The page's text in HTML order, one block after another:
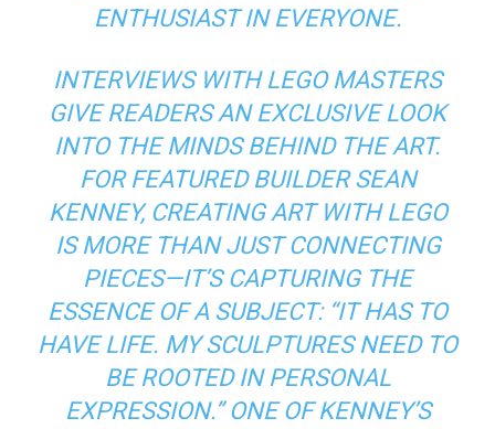
ENTHUSIAST IN EVERYONE.
INTERVIEWS WITH LEGO MASTERS
GIVE READERS AN EXCLUSIVE LOOK
INTO THE MINDS BEHIND THE ART.
FOR FEATURED BUILDER SEAN
KENNEY, CREATING ART WITH LEGO
IS MORE THAN JUST CONNECTING
PIECES—IT’S CAPTURING THE
ESSENCE OF A SUBJECT: “IT HAS TO
HAVE LIFE. MY SCULPTURES NEED TO
BE ROOTED IN PERSONAL
EXPRESSION.” ONE OF KENNEY’S